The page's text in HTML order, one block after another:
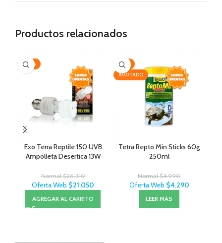
Productos relacionados
-20%
Exo Terra Reptile 150 UVB
Ampolleta Desertica 13W
Normal$26.310
Oferta Web $21.050
AGREGAR AL CARRITO
-14%
AGOTADO
Tetra Repto Min Sticks 60g
250ml
Normal$4.990
Oferta Web $4.290
LEER MÁS